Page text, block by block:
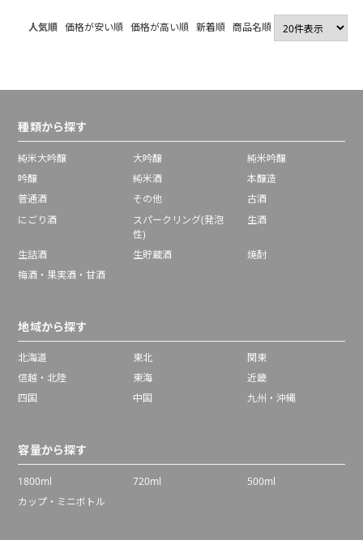
人気順 価格が安い順 価格が高い順 新着順 商品名順
種類から探す
純米大吟醸 大吟醸
純米吟醸
吟醸
純米酒
本醸造
普通酒
その他
古酒
にごり酒
スパークリング(発泡
性)
生酒
生詰酒 生貯蔵酒
焼酎
梅酒・果実酒・甘酒
地域から探す
北海道 東北
関東
信越・北陸
東海
近畿
四国
中国 九州・沖縄
容量から探す
1800ml 720ml
500ml
カップ・ミニボトル